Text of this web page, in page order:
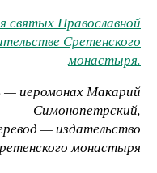
святых Православной
Сретенского
монастыря.
— иеромонах Макарий
Симонопетрский,
— издательство
монастыря